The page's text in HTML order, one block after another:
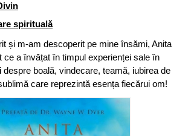
spirituală
și m-am descoperit pe mine însămi, Anita
ce a învățat în timpul experienței sale în
despre boală, vindecare, teamă, iubirea de
care reprezintă esența fiecărui om!